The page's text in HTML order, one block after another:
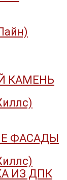
КАМЕНЬ
ФАСАДЫ
ИЗ ДПК